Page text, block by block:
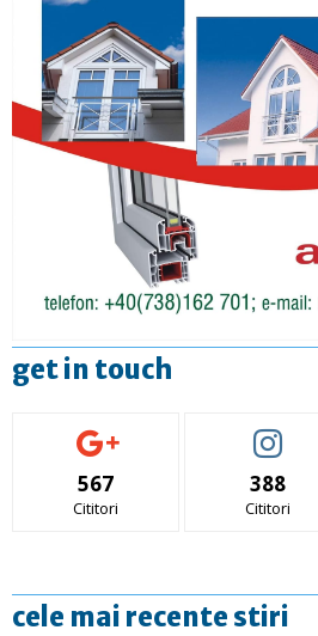
get in touch
567
Cititori
388
Cititori
cele mai recente stiri